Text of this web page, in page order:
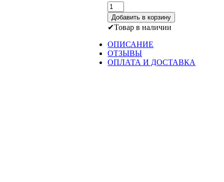
Количество
товара
Сова
на
пне
миниатюра
Добавить в корзину
Товар в наличии
ОПИСАНИЕ
ОТЗЫВЫ
ОПЛАТА И ДОСТАВКА